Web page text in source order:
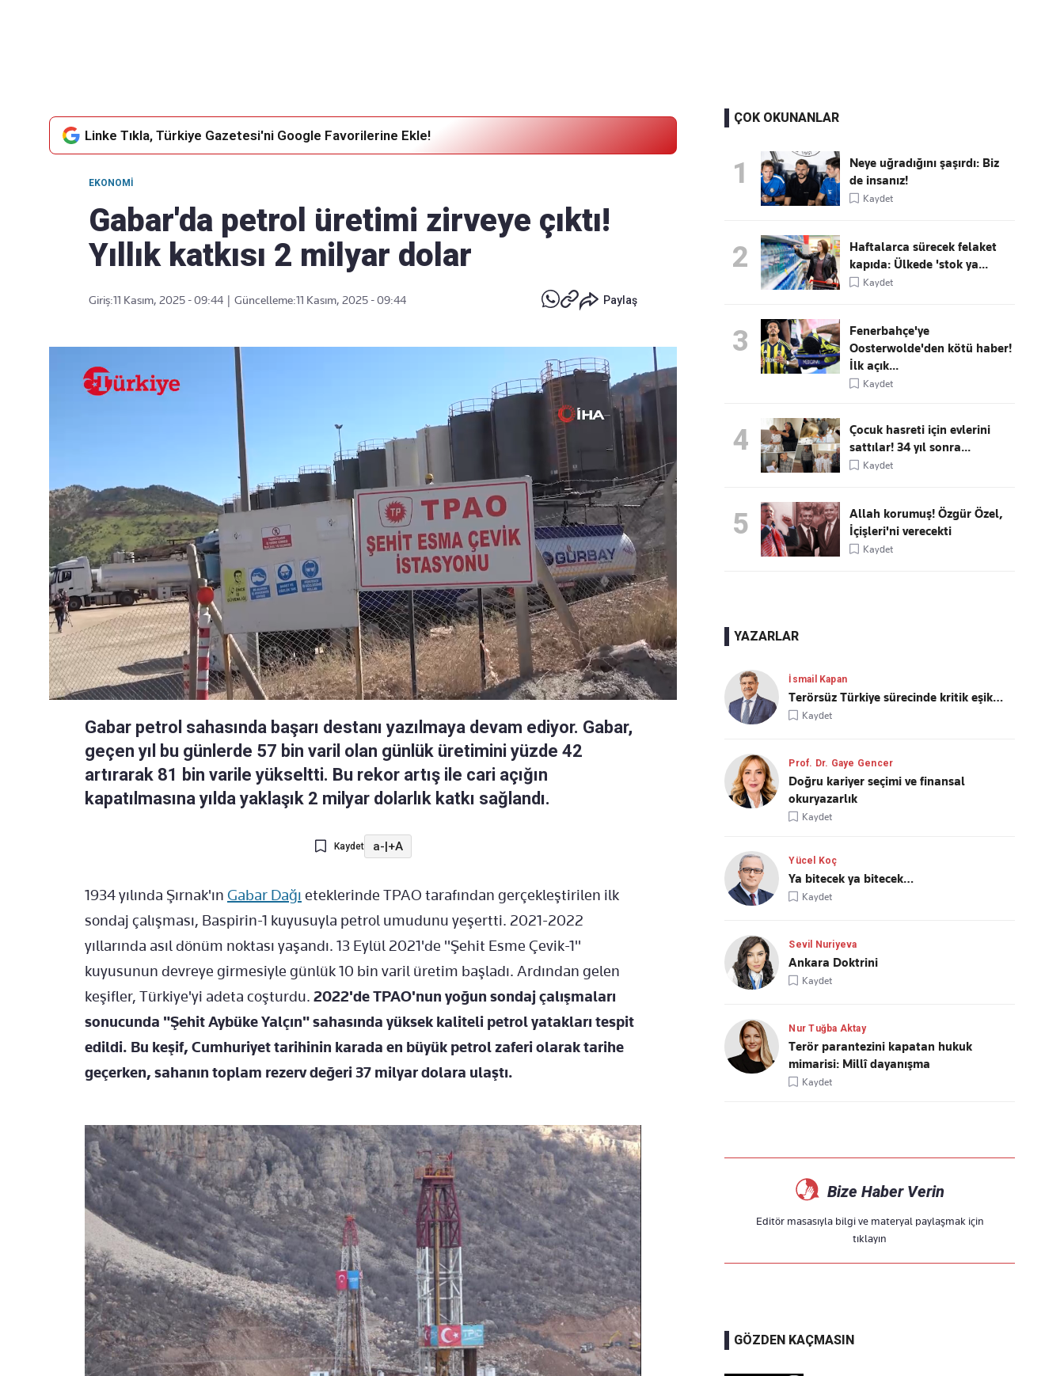
Linke Tıkla, Türkiye Gazetesi'ni Google Favorilerine Ekle!
EKONOMI
Gabar'da petrol üretimi zirveye çıktı!
Yıllık katkısı 2 milyar dolar
Giriş:11 Kasım, 2025 - 09:44 Güncelleme:11 Kasım, 2025 - 09:44 Paylaş
Gabar petrol sahasında başarı destanı yazılmaya devam ediyor. Gabar,
geçen yıl bu günlerde 57 bin varil olan günlük üretimini yüzde 42
artırarak 81 bin varile yükseltti. Bu rekor artış ile cari açığın
kapatılmasına yılda yaklaşık 2 milyar dolarlık katkı sağlandı.
Kaydet a-|+A
1934 yılında Şırnak'ın Gabar Dağı eteklerinde TPAO tarafından gerçekleştirilen ilk
sondaj çalışması, Baspirin-1 kuyusuyla petrol umudunu yeşertti. 2021-2022
yıllarında asıl dönüm noktası yaşandı. 13 Eylül 2021'de "Şehit Esme Çevik-1"
kuyusunun devreye girmesiyle günlük 10 bin varil üretim başladı. Ardından gelen
keşifler, Türkiye'yi adeta coşturdu. 2022'de TPAO'nun yoğun sondaj çalışmaları
sonucunda "Şehit Aybüke Yalçın" sahasında yüksek kaliteli petrol yatakları tespit
edildi. Bu keşif, Cumhuriyet tarihinin karada en büyük petrol zaferi olarak tarihe
geçerken, sahanın toplam rezerv değeri 37 milyar dolara ulaştı.
ÇOK OKUNANLAR
1
Neye uğradığını şaşırdı: Biz
de insanız!
Kaydet
2
Haftalarca sürecek felaket
kapıda: Ülkede 'stok ya...
Kaydet
3
Fenerbahçe'ye
Oosterwolde'den kötü haber!
İlk açık...
Kaydet
4
Çocuk hasreti için evlerini
sattılar! 34 yıl sonra...
Kaydet
5
Allah korumuş! Özgür Özel,
İçişleri'ni verecekti
Kaydet
YAZARLAR
İsmail Kapan
Terörsüz Türkiye sürecinde kritik eşik…
Kaydet
Prof. Dr. Gaye Gencer
Doğru kariyer seçimi ve finansal
okuryazarlık
Kaydet
Yücel Koç
Ya bitecek ya bitecek…
Kaydet
Sevil Nuriyeva
Ankara Doktrini
Kaydet
Nur Tuğba Aktay
Terör parantezini kapatan hukuk
mimarisi: Millî dayanışma
Kaydet
Bize Haber Verin
Editör masasıyla bilgi ve materyal paylaşmak için
tıklayın
GÖZDEN KAÇMASIN